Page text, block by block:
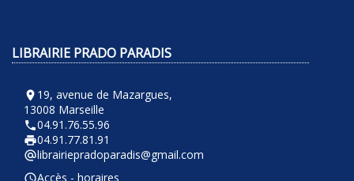
LIBRAIRIE PRADO PARADIS
room 19, avenue de Mazargues,
13008 Marseille
phone04.91.76.55.96
local_printshop04.91.77.81.91
alternate_emaillibrairiepradoparadis@gmail.com
Accès - horaires